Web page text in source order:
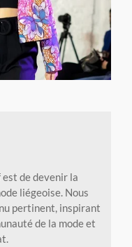
de devenir la
liégeoise. Nous
pertinent, inspirant
de la mode et